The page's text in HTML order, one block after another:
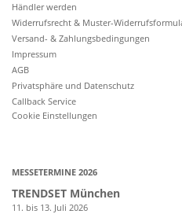
Händler werden
Widerrufsrecht & Muster-
Versand- & Zahlungsbedingungen
Impressum
AGB
Privatsphäre und Datenschutz
Callback Service
Cookie Einstellungen
MESSETERMINE 2026
TRENDSET München
11. bis 13. Juli 2026